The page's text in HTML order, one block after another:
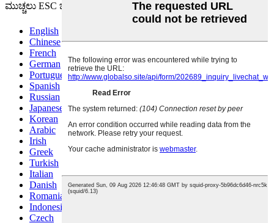
ಮುಚ್ಚಲು ESC ಒತ್ತಿರಿ
English
Chinese
French
German
Portuguese
Spanish
Russian
Japanese
Korean
Arabic
Irish
Greek
Turkish
Italian
Danish
Romanian
Indonesian
Czech